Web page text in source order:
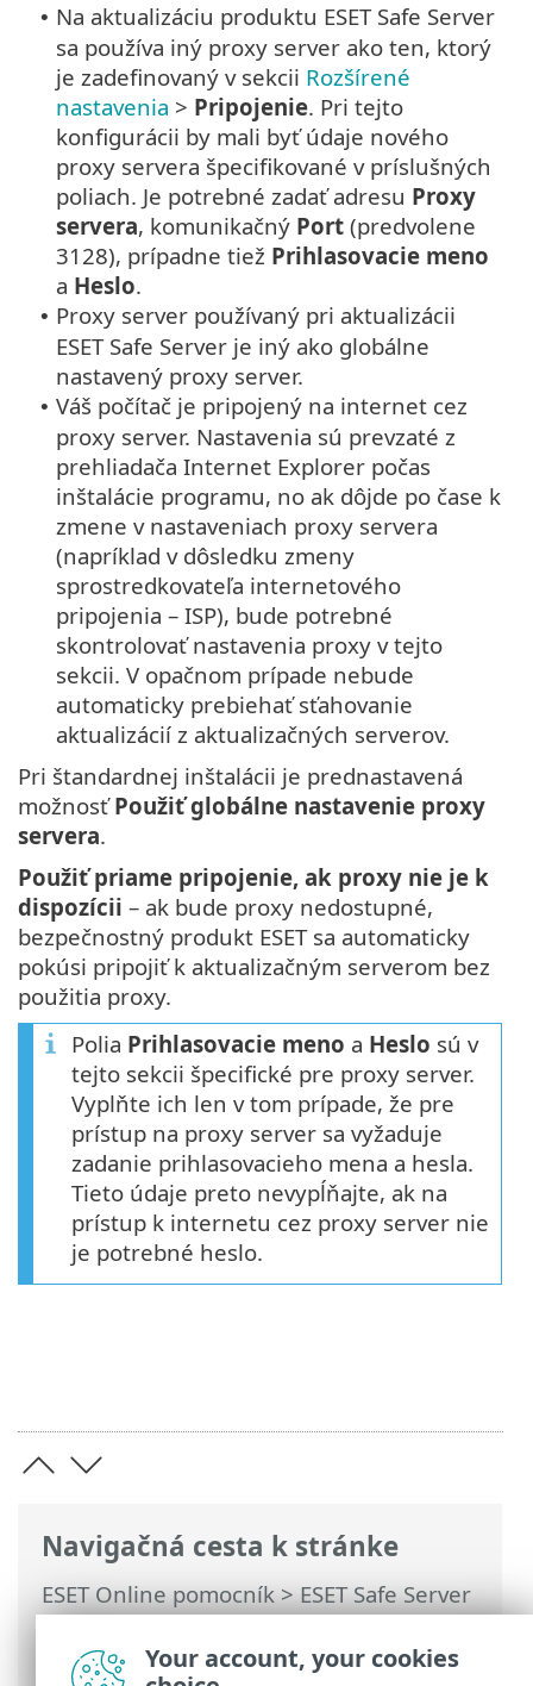
Navigačná cesta k stránke
ESET Online pomocník>ESET Safe Server
>Práca s programom ESET Safe Server>
Rozšírené nastavenia>Aktualizácie>
• Na aktualizáciu produktu ESET Safe Server
sa používa iný proxy server ako ten, ktorý
je zadefinovaný v sekcii Rozšírené
nastavenia > Pripojenie. Pri tejto
konfigurácii by mali byť údaje nového
proxy servera špecifikované v príslušných
poliach. Je potrebné zadať adresu Proxy
servera, komunikačný Port (predvolene
3128), prípadne tiež Prihlasovacie meno
a Heslo.
• Proxy server používaný pri aktualizácii
ESET Safe Server je iný ako globálne
nastavený proxy server.
• Váš počítač je pripojený na internet cez
proxy server. Nastavenia sú prevzaté z
prehliadača Internet Explorer počas
inštalácie programu, no ak dôjde po čase k
zmene v nastaveniach proxy servera
(napríklad v dôsledku zmeny
sprostredkovateľa internetového
pripojenia – ISP), bude potrebné
skontrolovať nastavenia proxy v tejto
sekcii. V opačnom prípade nebude
automaticky prebiehať sťahovanie
aktualizácií z aktualizačných serverov.
Pri štandardnej inštalácii je prednastavená
možnosťPoužiť globálne nastavenie proxy
servera.
Použiť priame pripojenie, ak proxy nie je k
dispozícii – ak bude proxy nedostupné,
bezpečnostný produkt ESET sa automaticky
pokúsi pripojiť k aktualizačným serverom bez
použitia proxy.
Polia Prihlasovacie meno a Heslo sú v
tejto sekcii špecifické pre proxy server.
Vyplňte ich len v tom prípade, že pre
prístup na proxy server sa vyžaduje
zadanie prihlasovacieho mena a hesla.
Tieto údaje preto nevypĺňajte, ak na
prístup k internetu cez proxy server nie
je potrebné heslo.
Your account, your cookies